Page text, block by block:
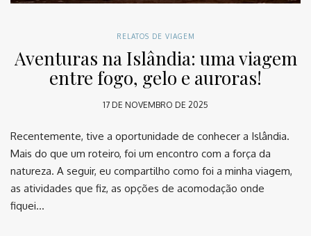
RELATOS DE VIAGEM
Aventuras na Islândia: uma viagem
entre fogo, gelo e auroras!
17 DE NOVEMBRO DE 2025
Recentemente, tive a oportunidade de conhecer a Islândia.
Mais do que um roteiro, foi um encontro com a força da
natureza. A seguir, eu compartilho como foi a minha viagem,
as atividades que fiz, as opções de acomodação onde
fiquei…